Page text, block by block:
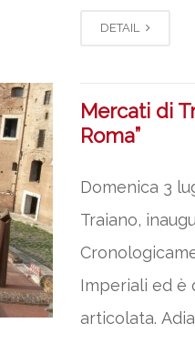
DETAIL
Mercati di
Roma”
Domenica 3
Traiano,
Imperiali ed è
articolata.